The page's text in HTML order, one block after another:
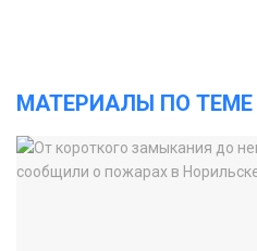
МАТЕРИАЛЫ ПО ТЕМЕ